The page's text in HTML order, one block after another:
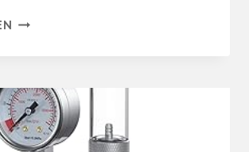
Q-
ANLAGE
AQUARIUM
KOMPLETTSET